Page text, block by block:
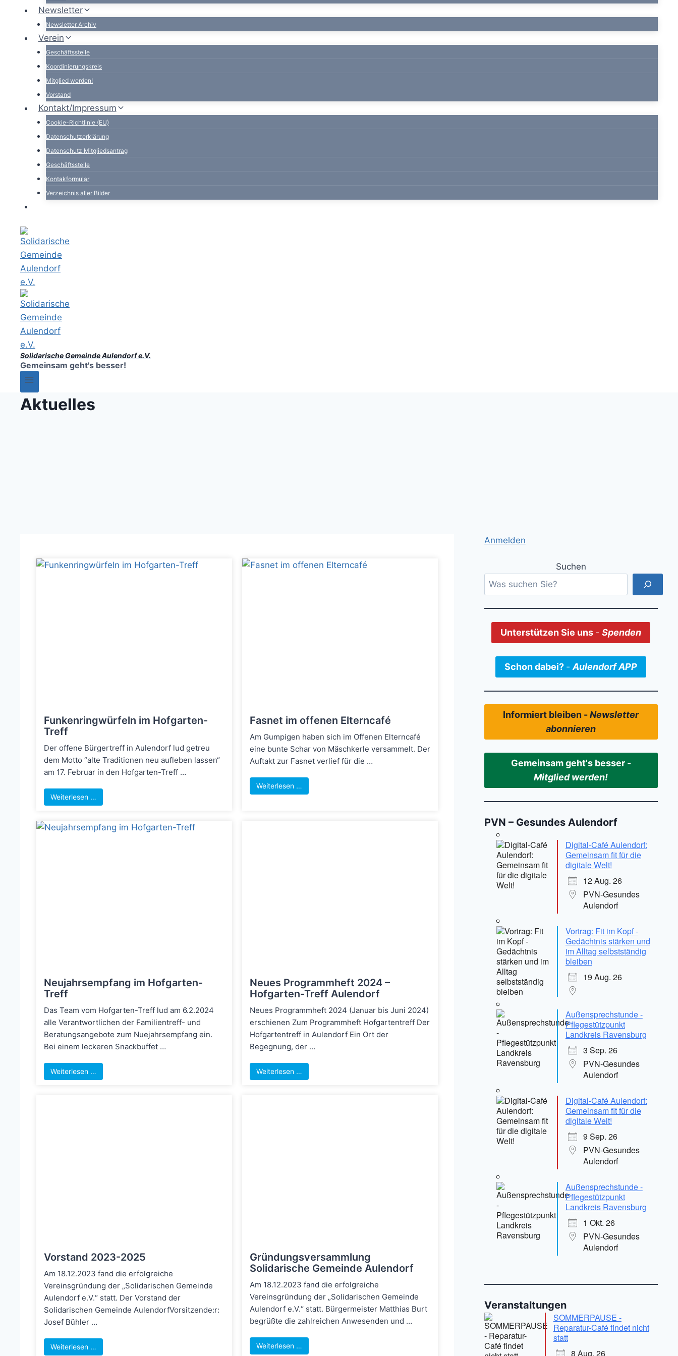
Newsletter
Newsletter Archiv
Verein
Geschäftsstelle
Koordinierungskreis
Mitglied werden!
Vorstand
Kontakt/Impressum
Cookie-Richtlinie (EU)
Datenschutzerklärung
Datenschutz Mitgliedsantrag
Geschäftsstelle
Kontakformular
Verzeichnis aller Bilder
Solidarische Gemeinde Aulendorf e.V.
Gemeinsam geht's besser!
Aktuelles
Funkenringwürfeln im Hofgarten-
Treff
Der offene Bürgertreff in Aulendorf lud getreu
dem Motto “alte Traditionen neu aufleben lassen“
am 17. Februar in den Hofgarten-Treff …
Weiterlesen …
Fasnet im offenen Elterncafé
Am Gumpigen haben sich im Offenen Elterncafé
eine bunte Schar von Mäschkerle versammelt. Der
Auftakt zur Fasnet verlief für die …
Weiterlesen …
Neujahrsempfang im Hofgarten-
Treff
Das Team vom Hofgarten-Treff lud am 6.2.2024
alle Verantwortlichen der Familientreff- und
Beratungsangebote zum Nuejahrsempfang ein.
Bei einem leckeren Snackbuffet …
Weiterlesen …
Neues Programmheft 2024 –
Hofgarten-Treff Aulendorf
Neues Programmheft 2024 (Januar bis Juni 2024)
erschienen Zum Programmheft Hofgartentreff Der
Hofgartentreff in Aulendorf Ein Ort der
Begegnung, der …
Weiterlesen …
Vorstand 2023-2025
Am 18.12.2023 fand die erfolgreiche
Vereinsgründung der „Solidarischen Gemeinde
Aulendorf e.V.“ statt. Der Vorstand der
Solidarischen Gemeinde AulendorfVorsitzende:r:
Josef Bühler …
Weiterlesen …
Gründungsversammlung
Solidarische Gemeinde Aulendorf
Am 18.12.2023 fand die erfolgreiche
Vereinsgründung der „Solidarischen Gemeinde
Aulendorf e.V.“ statt. Bürgermeister Matthias Burt
begrüßte die zahlreichen Anwesenden und …
Weiterlesen …
Anmelden
Suchen
Unterstützen Sie uns -Spenden
Schon dabei? -Aulendorf APP
Informiert bleiben -Newsletter
abonnieren
Gemeinsam geht's besser -
Mitglied werden!
PVN – Gesundes Aulendorf
Digital-Café Aulendorf:
Gemeinsam fit für die
digitale Welt!
12 Aug. 26
PVN-Gesundes
Aulendorf
Vortrag: Fit im Kopf -
Gedächtnis stärken und
im Alltag selbstständig
bleiben
19 Aug. 26
Außensprechstunde -
Pflegestützpunkt
Landkreis Ravensburg
3 Sep. 26
PVN-Gesundes
Aulendorf
Digital-Café Aulendorf:
Gemeinsam fit für die
digitale Welt!
9 Sep. 26
PVN-Gesundes
Aulendorf
Außensprechstunde -
Pflegestützpunkt
Landkreis Ravensburg
1 Okt. 26
PVN-Gesundes
Aulendorf
Veranstaltungen
SOMMERPAUSE -
Reparatur-Café findet nicht
statt
8 Aug. 26